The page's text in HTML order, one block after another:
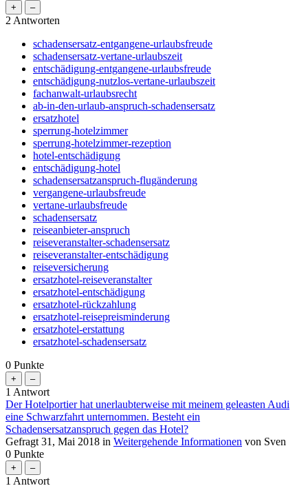
2 Antworten
schadensersatz-entgangene-urlaubsfreude
schadensersatz-vertane-urlaubszeit
entschädigung-entgangene-urlaubsfreude
entschädigung-nutzlos-vertane-urlaubszeit
fachanwalt-urlaubsrecht
ab-in-den-urlaub-anspruch-schadensersatz
ersatzhotel
sperrung-hotelzimmer
sperrung-hotelzimmer-rezeption
hotel-entschädigung
entschädigung-hotel
schadensersatzanspruch-flugänderung
vergangene-urlaubsfreude
vertane-urlaubsfreude
schadensersatz
reiseanbieter-anspruch
reiseveranstalter-schadensersatz
reiseveranstalter-entschädigung
reiseversicherung
ersatzhotel-reiseveranstalter
ersatzhotel-entschädigung
ersatzhotel-rückzahlung
ersatzhotel-reisepreisminderung
ersatzhotel-erstattung
ersatzhotel-schadensersatz
0 Punkte
1 Antwort
Der Hotelportier hat unerlaubterweise mit meinem geleasten Audi
eine Schwarzfahrt unternommen. Besteht ein
Schadensersatzanspruch gegen das Hotel?
Gefragt 31, Mai 2018 in Weitergehende Informationen von Sven
0 Punkte
1 Antwort